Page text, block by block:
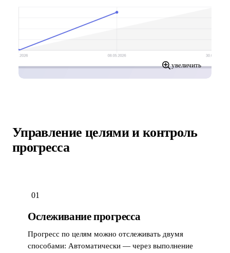
увеличить
Управление целями и контроль
прогресса
01
Ослеживание прогресса
Прогресс по целям можно отслеживать двумя
способами: Автоматически — через выполнение